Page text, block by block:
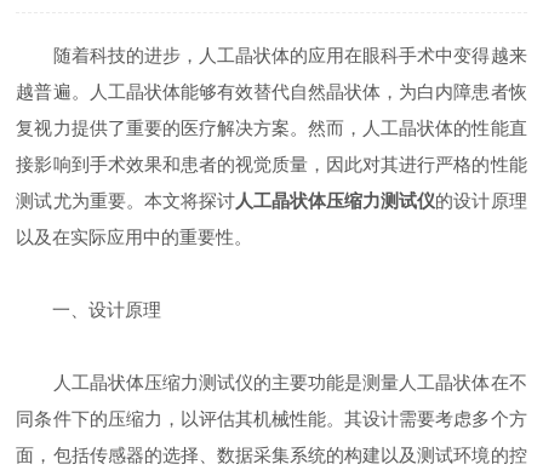
随着科技的进步，人工晶状体的应用在眼科手术中变得越来
越普遍。人工晶状体能够有效替代自然晶状体，为白内障患者恢
复视力提供了重要的医疗解决方案。然而，人工晶状体的性能直
接影响到手术效果和患者的视觉质量，因此对其进行严格的性能
测试尤为重要。本文将探讨人工晶状体压缩力测试仪的设计原理
以及在实际应用中的重要性。
一、设计原理
人工晶状体压缩力测试仪的主要功能是测量人工晶状体在不
同条件下的压缩力，以评估其机械性能。其设计需要考虑多个方
面，包括传感器的选择、数据采集系统的构建以及测试环境的控